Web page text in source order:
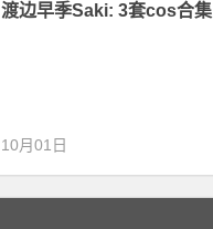
渡边早季Saki: 3套cos合集
10月01日